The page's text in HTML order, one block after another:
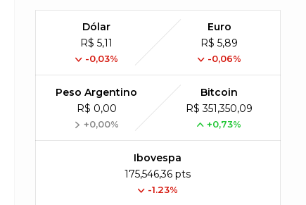
Dólar
R$ 5,11
-0,03%
Euro
R$ 5,89
-0,06%
Peso Argentino
R$ 0,00
+0,00%
Bitcoin
R$ 351,350,09
+0,73%
Ibovespa
175,546,36 pts
-1.23%